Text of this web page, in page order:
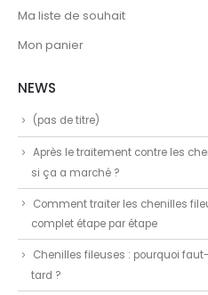
Ma liste de souhait
Mon panier
NEWS
(pas de titre)
Après le traitement contre les
si ça a marché ?
Comment traiter les chenilles
complet étape par étape
Chenilles fileuses : pourquoi
tard ?